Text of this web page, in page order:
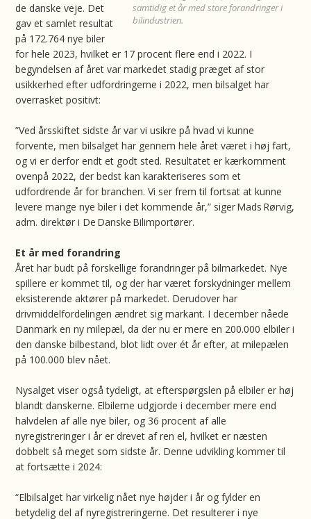
samtidig et år med store forandringer i
bilindustrien.
de danske veje. Det
gav et samlet resultat
på 172.764 nye biler
for hele 2023, hvilket er 17 procent flere end i 2022. I
begyndelsen af året var markedet stadig præget af stor
usikkerhed efter udfordringerne i 2022, men bilsalget har
overrasket positivt:
”Ved årsskiftet sidste år var vi usikre på hvad vi kunne
forvente, men bilsalget har gennem hele året været i høj fart,
og vi er derfor endt et godt sted. Resultatet er kærkomment
ovenpå 2022, der bedst kan karakteriseres som et
udfordrende år for branchen. Vi ser frem til fortsat at kunne
levere mange nye biler i det kommende år,” siger Mads Rørvig,
adm. direktør i De Danske Bilimportører.
Et år med forandring
Året har budt på forskellige forandringer på bilmarkedet. Nye
spillere er kommet til, og der har været forskydninger mellem
eksisterende aktører på markedet. Derudover har
drivmiddelfordelingen ændret sig markant. I december nåede
Danmark en ny milepæl, da der nu er mere en 200.000 elbiler i
den danske bilbestand, blot lidt over ét år efter, at milepælen
på 100.000 blev nået.
Nysalget viser også tydeligt, at efterspørgslen på elbiler er høj
blandt danskerne. Elbilerne udgjorde i december mere end
halvdelen af alle nye biler, og 36 procent af alle
nyregistreringer i år er drevet af ren el, hvilket er næsten
dobbelt så meget som sidste år. Denne udvikling kommer til
at fortsætte i 2024:
“Elbilsalget har virkelig nået nye højder i år og fylder en
betydelig del af nyregistreringerne. Det resulterer i nye